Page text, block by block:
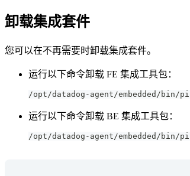
卸载集成套件
您可以在不再需要时卸载集成套件。
运行以下命令卸载 FE 集成工具包：
/opt/datadog-agent/embedded/
运行以下命令卸载 BE 集成工具包：
/opt/datadog-agent/embedded/